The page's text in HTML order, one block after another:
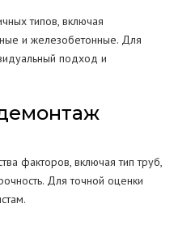
типов, включая
и железобетонные. Для
подход и
факторов, включая тип труб,
Для точной оценки